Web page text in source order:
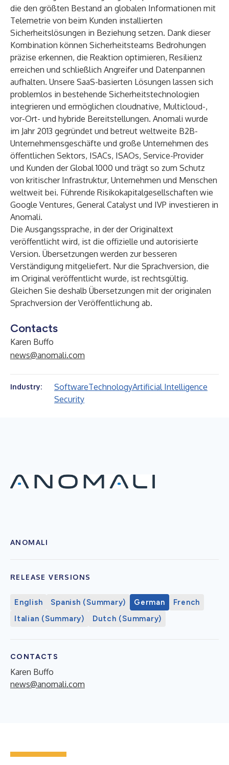
die den größten Bestand an globalen Informationen mit
Telemetrie von beim Kunden installierten
Sicherheitslösungen in Beziehung setzen. Dank dieser
Kombination können Sicherheitsteams Bedrohungen
präzise erkennen, die Reaktion optimieren, Resilienz
erreichen und schließlich Angreifer und Datenpannen
aufhalten. Unsere SaaS-basierten Lösungen lassen sich
problemlos in bestehende Sicherheitstechnologien
integrieren und ermöglichen cloudnative, Multicloud-,
vor-Ort- und hybride Bereitstellungen. Anomali wurde
im Jahr 2013 gegründet und betreut weltweite B2B-
Unternehmensgeschäfte und große Unternehmen des
öffentlichen Sektors, ISACs, ISAOs, Service-Provider
und Kunden der Global 1000 und trägt so zum Schutz
von kritischer Infrastruktur, Unternehmen und Menschen
weltweit bei. Führende Risikokapitalgesellschaften wie
Google Ventures, General Catalyst und IVP investieren in
Anomali.
Die Ausgangssprache, in der der Originaltext
veröffentlicht wird, ist die offizielle und autorisierte
Version. Übersetzungen werden zur besseren
Verständigung mitgeliefert. Nur die Sprachversion, die
im Original veröffentlicht wurde, ist rechtsgültig.
Gleichen Sie deshalb Übersetzungen mit der originalen
Sprachversion der Veröffentlichung ab.
Contacts
Karen Buffo
news@anomali.com
Industry: SoftwareTechnologyArtificial Intelligence
Security
ANOMALI
RELEASE VERSIONS
English Spanish (Summary) German
French
Italian (Summary)
Dutch (Summary)
CONTACTS
Karen Buffo
news@anomali.com